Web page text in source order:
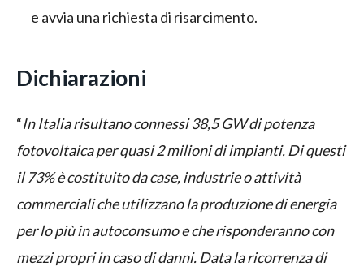
e avvia una richiesta di risarcimento.
Dichiarazioni
“In Italia risultano connessi 38,5 GW di potenza
fotovoltaica per quasi 2 milioni di impianti. Di questi
il 73% è costituito da case, industrie o attività
commerciali che utilizzano la produzione di energia
per lo più in autoconsumo e che risponderanno con
mezzi propri in caso di danni. Data la ricorrenza di